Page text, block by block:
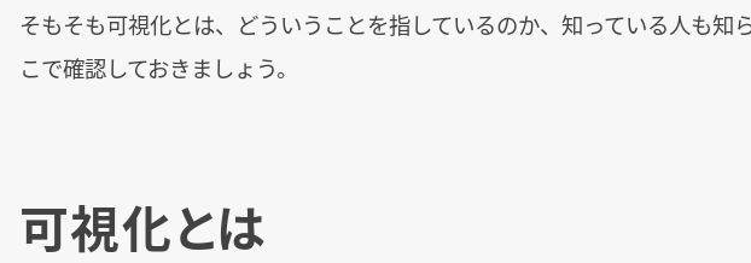
そもそも可視化とは、どういうことを指しているのか、知っている人も知
こで確認しておきましょう。
可視化とは